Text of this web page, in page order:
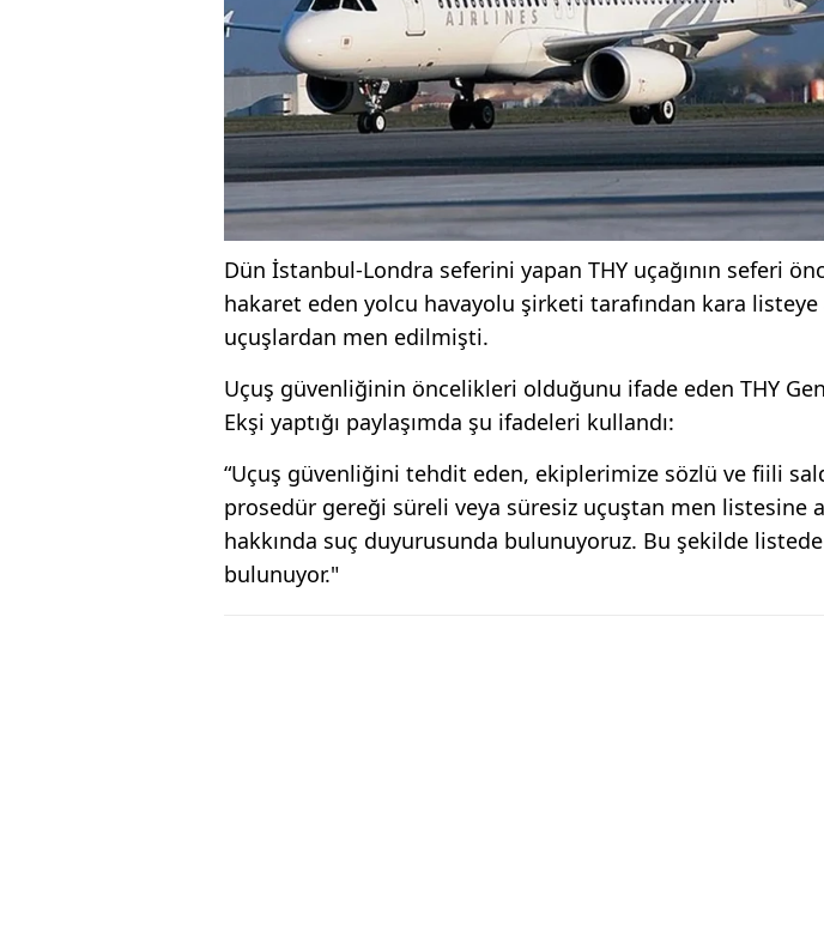
Dün İstanbul-Londra seferini yapan THY uçağının seferi
hakaret eden yolcu havayolu şirketi tarafından kara listeye
uçuşlardan men edilmişti.
Uçuş güvenliğinin öncelikleri olduğunu ifade eden THY
Ekşi yaptığı paylaşımda şu ifadeleri kullandı:
“Uçuş güvenliğini tehdit eden, ekiplerimize sözlü ve fiili
prosedür gereği süreli veya süresiz uçuştan men listesine
hakkında suç duyurusunda bulunuyoruz. Bu şekilde
bulunuyor."